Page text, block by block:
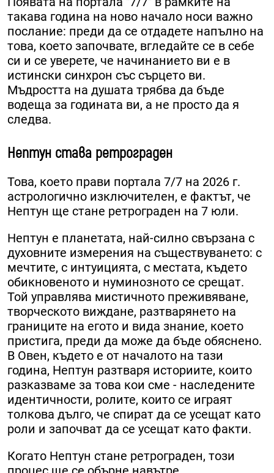
такава година на ново начало носи важно
послание: преди да се отдадете напълно на
това, което започвате, вгледайте се в себе
си и се уверете, че начинанието ви е в
истински синхрон със сърцето ви.
Мъдростта на душата трябва да бъде
водеща за годината ви, а не просто да я
следва.
Нептун става ретрограден
Това, което прави портала 7/7 на 2026 г.
астрологично изключителен, е фактът, че
Нептун ще стане ретрограден на 7 юли.
Нептун е планетата, най-силно свързана с
духовните измерения на съществуването: с
мечтите, с интуицията, с местата, където
обикновеното и нуминозното се срещат.
Той управлява мистичното преживяване,
творческото виждане, разтварянето на
границите на егото и вида знание, което
пристига, преди да може да бъде обяснено.
В Овен, където е от началото на тази
година, Нептун разтваря историите, които
разказваме за това кои сме - наследените
идентичности, ролите, които се играят
толкова дълго, че спират да се усещат като
роли и започват да се усещат като факти.
Когато Нептун стане ретрограден, този